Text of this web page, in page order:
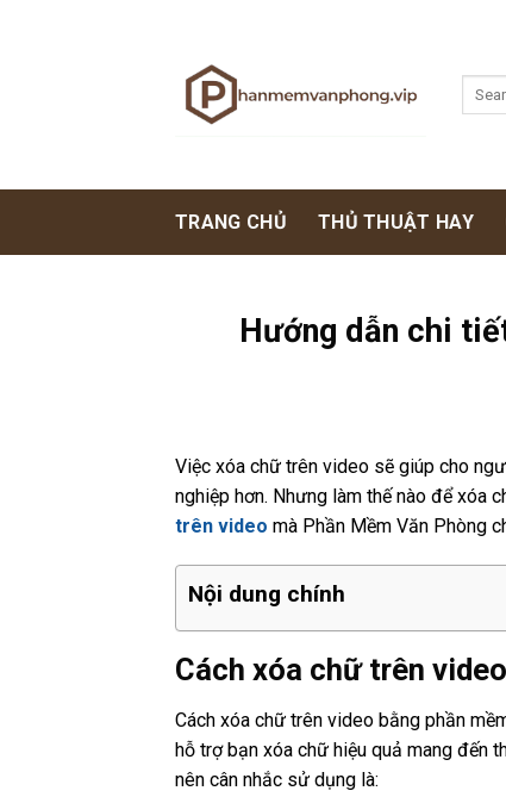
TRANG CHỦ THỦ THUẬT HAY
Hướng dẫn chi
Việc xóa chữ trên video sẽ giúp cho
nghiệp hơn. Nhưng làm thế nào để xóa
trên video mà Phần Mềm Văn Phòng
Nội dung chính
Cách xóa chữ trên
Cách xóa chữ trên video bằng phần
hỗ trợ bạn xóa chữ hiệu quả mang đến
nên cân nhắc sử dụng là: